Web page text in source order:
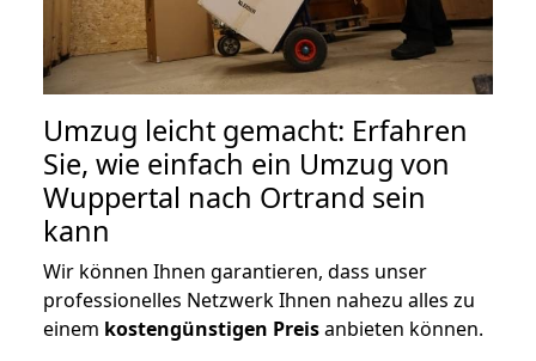
Umzug leicht gemacht: Erfahren
Sie, wie einfach ein Umzug von
Wuppertal nach Ortrand sein
kann
Wir können Ihnen garantieren, dass unser
professionelles Netzwerk Ihnen nahezu alles zu
einem kostengünstigen Preisanbieten können.